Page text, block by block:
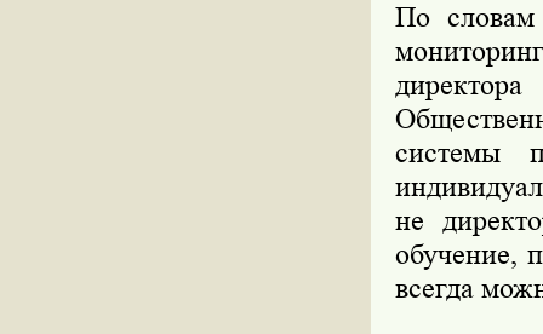
По словам
системы
не
обучение,
всегда